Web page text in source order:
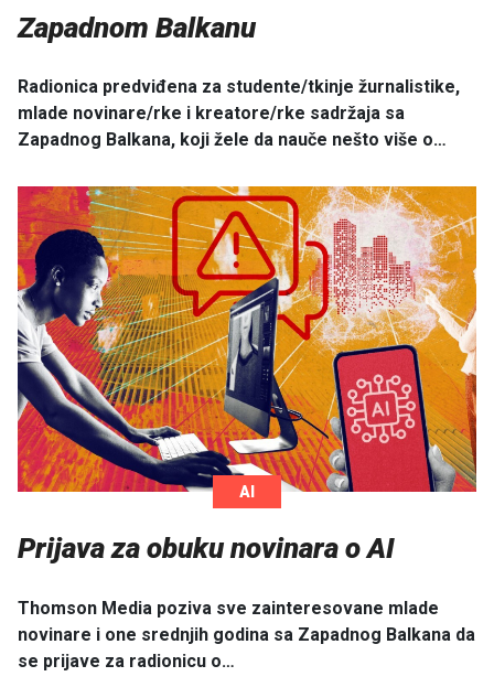
Zapadnom Balkanu
Radionica predviđena za studente/tkinje žurnalistike,
mlade novinare/rke i kreatore/rke sadržaja sa
Zapadnog Balkana, koji žele da nauče nešto više o…
AI
Prijava za obuku novinara o AI
Thomson Media poziva sve zainteresovane mlade
novinare i one srednjih godina sa Zapadnog Balkana da
se prijave za radionicu o…